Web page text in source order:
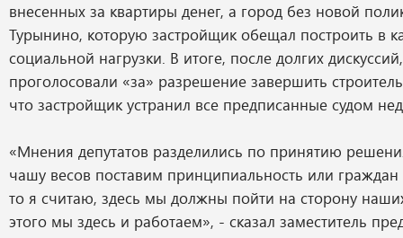
внесенных за квартиры денег, а город без новой
Турынино, которую застройщик обещал построить в
социальной нагрузки. В итоге, после долгих
проголосовали «за» разрешение завершить
что застройщик устранил все предписанные судом
«Мнения депутатов разделились по принятию
чашу весов поставим принципиальность или
то я считаю, здесь мы должны пойти на сторону
этого мы здесь и работаем», - сказал заместитель